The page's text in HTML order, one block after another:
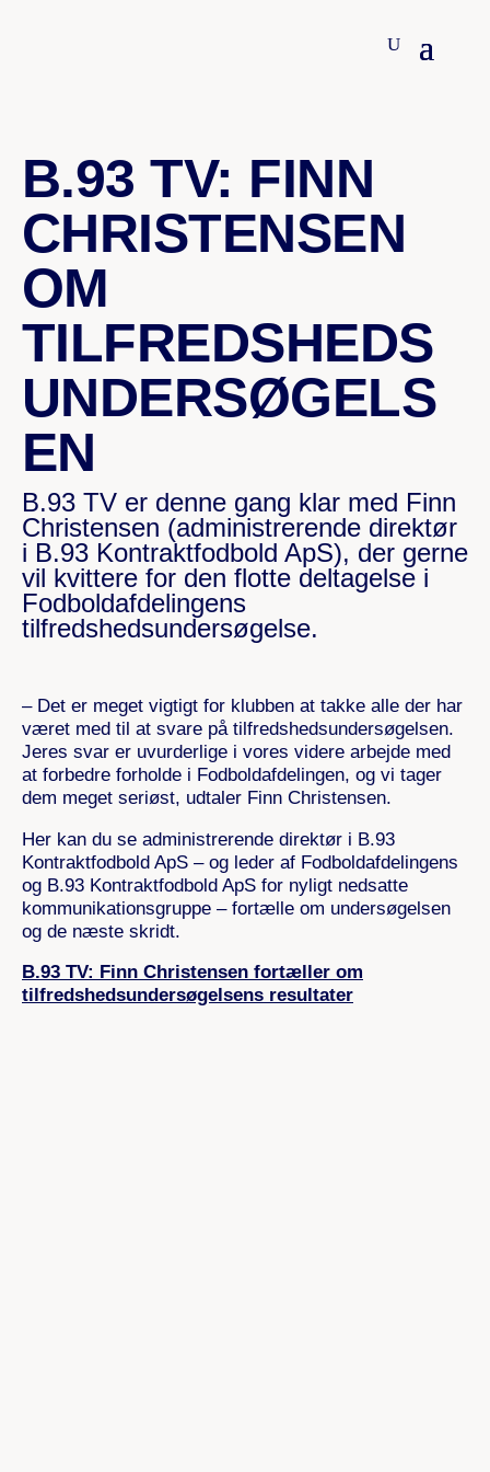
B.93 TV: FINN
CHRISTENSEN
OM
TILFREDSHEDS
UNDERSØGELS
EN
B.93 TV er denne gang klar med Finn
Christensen (administrerende direktør
i B.93 Kontraktfodbold ApS), der gerne
vil kvittere for den flotte deltagelse i
Fodboldafdelingens
tilfredshedsundersøgelse.
– Det er meget vigtigt for klubben at takke alle der har
været med til at svare på tilfredshedsundersøgelsen.
Jeres svar er uvurderlige i vores videre arbejde med
at forbedre forholde i Fodboldafdelingen, og vi tager
dem meget seriøst, udtaler Finn Christensen.
Her kan du se administrerende direktør i B.93
Kontraktfodbold ApS – og leder af Fodboldafdelingens
og B.93 Kontraktfodbold ApS for nyligt nedsatte
kommunikationsgruppe – fortælle om undersøgelsen
og de næste skridt.
B.93 TV: Finn Christensen fortæller om
tilfredshedsundersøgelsens resultater